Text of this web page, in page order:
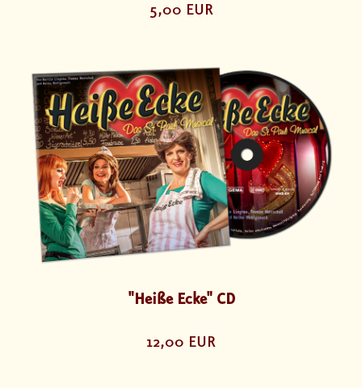
5,00 EUR
"Heiße Ecke" CD
12,00 EUR